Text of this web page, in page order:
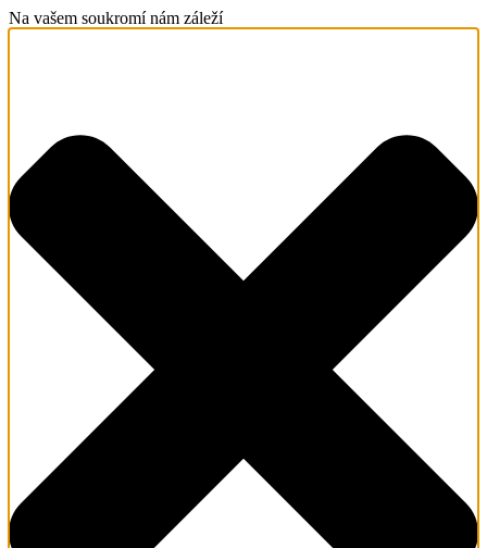
Na vašem soukromí nám záleží